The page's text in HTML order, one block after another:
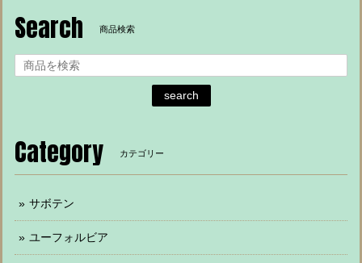
Search 商品検索
search
Category カテゴリー
サボテン
ユーフォルビア